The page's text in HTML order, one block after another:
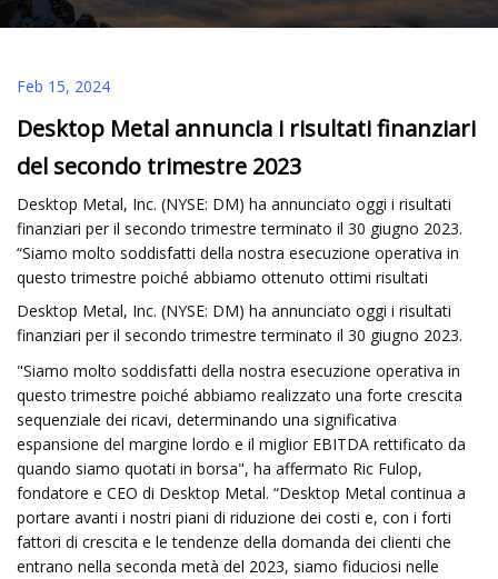
Feb 15, 2024
Desktop Metal annuncia i risultati finanziari
del secondo trimestre 2023
Desktop Metal, Inc. (NYSE: DM) ha annunciato oggi i risultati
finanziari per il secondo trimestre terminato il 30 giugno 2023.
“Siamo molto soddisfatti della nostra esecuzione operativa in
questo trimestre poiché abbiamo ottenuto ottimi risultati
Desktop Metal, Inc. (NYSE: DM) ha annunciato oggi i risultati
finanziari per il secondo trimestre terminato il 30 giugno 2023.
"Siamo molto soddisfatti della nostra esecuzione operativa in
questo trimestre poiché abbiamo realizzato una forte crescita
sequenziale dei ricavi, determinando una significativa
espansione del margine lordo e il miglior EBITDA rettificato da
quando siamo quotati in borsa", ha affermato Ric Fulop,
fondatore e CEO di Desktop Metal. “Desktop Metal continua a
portare avanti i nostri piani di riduzione dei costi e, con i forti
fattori di crescita e le tendenze della domanda dei clienti che
entrano nella seconda metà del 2023, siamo fiduciosi nelle